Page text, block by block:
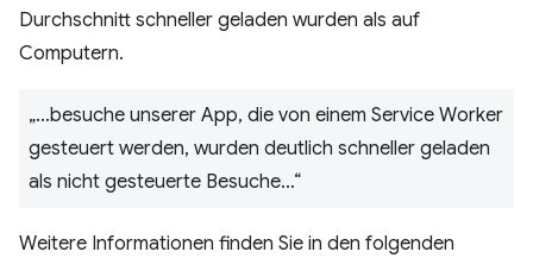
Durchschnitt schneller geladen wurden als auf
Computern.
„…besuche unserer App, die von einem Service Worker
gesteuert werden, wurden deutlich schneller geladen
als nicht gesteuerte Besuche…“
Weitere Informationen finden Sie in den folgenden